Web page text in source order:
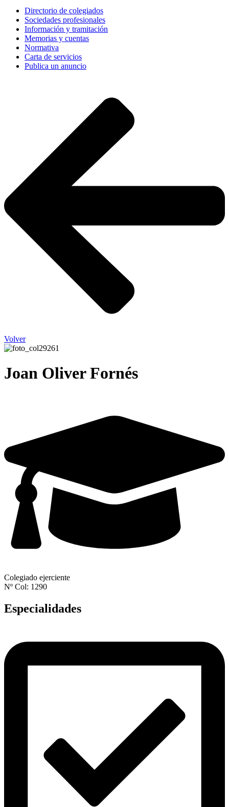
Directorio de colegiados
Sociedades profesionales
Información y tramitación
Memorias y cuentas
Normativa
Carta de servicios
Publica un anuncio
Volver
Joan Oliver Fornés
Colegiado ejerciente
Nº Col: 1290
Especialidades